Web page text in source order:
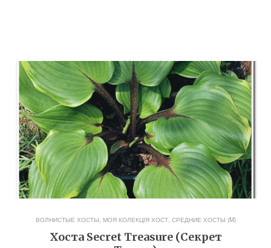
ВОЛНИСТЫЕ ХОСТЫ, МОЯ КОЛЕКЦІЯ ХОСТ, СРЕДНИЕ ХОСТЫ (M)
Хоста Secret Treasure (Секрет